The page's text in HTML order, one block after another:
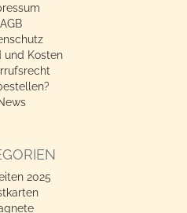
AGB
und Kosten
2025